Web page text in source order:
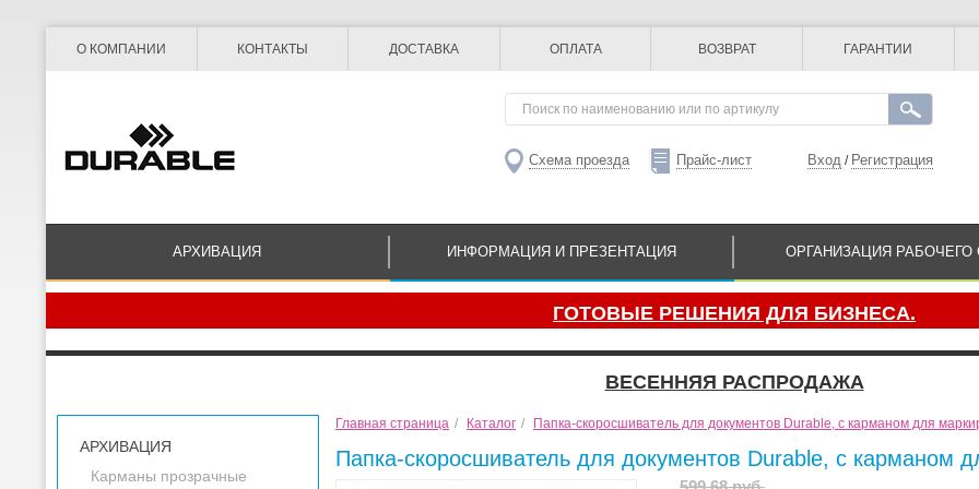
О КОМПАНИИ КОНТАКТЫ ДОСТАВКА ОПЛАТА ВОЗВРАТ ГАРАНТИИ
Схема проезда Прайс-лист Вход / Регистрация
АРХИВАЦИЯ ИНФОРМАЦИЯ И ПРЕЗЕНТАЦИЯ ОРГАНИЗАЦИЯ РАБОЧЕГО
ГОТОВЫЕ РЕШЕНИЯ ДЛЯ БИЗНЕСА.
ВЕСЕННЯЯ РАСПРОДАЖА
АРХИВАЦИЯ
Карманы прозрачные
Главная страница / Каталог / Папка-скоросшиватель для документов Durable, с карманом для
Папка-скоросшиватель для документов Durable, с карманом